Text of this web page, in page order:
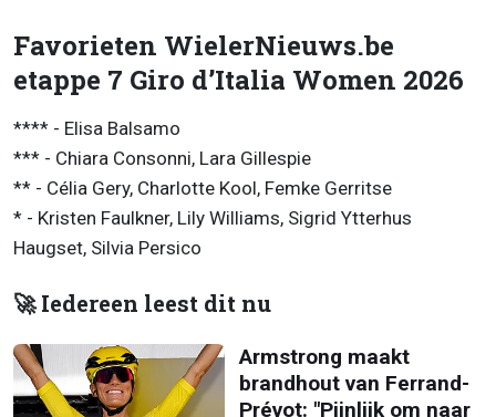
Favorieten WielerNieuws.be
etappe 7 Giro d’Italia Women 2026
**** - Elisa Balsamo
*** - Chiara Consonni, Lara Gillespie
** - Célia Gery, Charlotte Kool, Femke Gerritse
* - Kristen Faulkner, Lily Williams, Sigrid Ytterhus
Haugset, Silvia Persico
🚀 Iedereen leest dit nu
Armstrong maakt
brandhout van Ferrand-
Prévot: "Pijnlijk om naar